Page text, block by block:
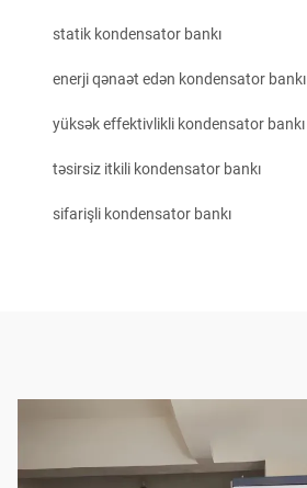
statik kondensator bankı
enerji qənaət edən kondensator bankı
yüksək effektivlikli kondensator bankı
təsirsiz itkili kondensator bankı
sifarişli kondensator bankı